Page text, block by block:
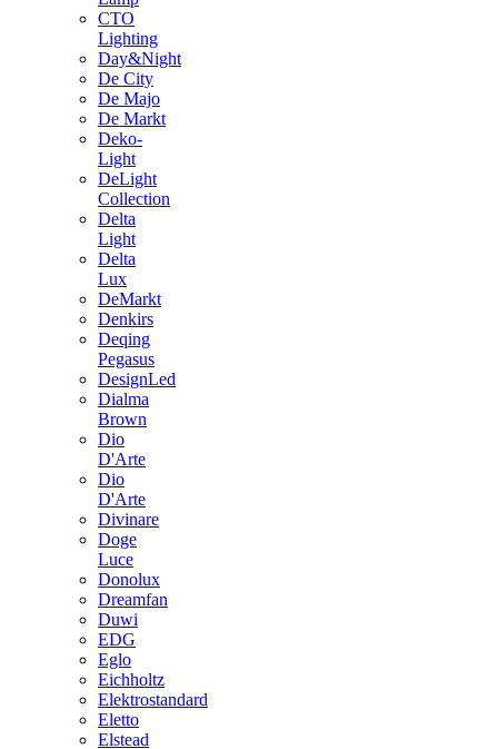
CTO
Lighting
Day&Night
De City
De Majo
De Markt
Deko-
Light
DeLight
Collection
Delta
Light
Delta
Lux
DeMarkt
Denkirs
Deqing
Pegasus
DesignLed
Dialma
Brown
Dio
D'Arte
Dio
D'Arte
Divinare
Doge
Luce
Donolux
Dreamfan
Duwi
EDG
Eglo
Eichholtz
Elektrostandard
Eletto
Elstead